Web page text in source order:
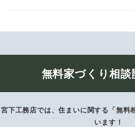
無料家づくり相談
宮下工務店では、住まいに関する「無料
います！